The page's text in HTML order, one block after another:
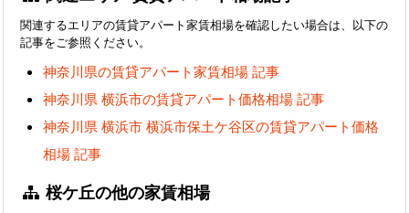
関連するエリアの賃貸アパート家賃相場を確認したい場合は、以下の
記事をご参照ください。
神奈川県の賃貸アパート家賃相場 記事
神奈川県 横浜市の賃貸アパート価格相場 記事
神奈川県 横浜市 横浜市保土ケ谷区の賃貸アパート価格
相場 記事
桜ケ丘の他の家賃相場